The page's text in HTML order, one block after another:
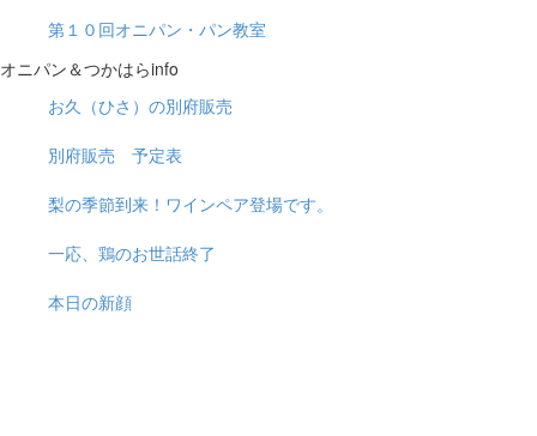
第１０回オニパン・パン教室
オニパン＆つかはらinfo
お久（ひさ）の別府販売
別府販売 予定表
梨の季節到来！ワインペア登場です。
一応、鶏のお世話終了
本日の新顔